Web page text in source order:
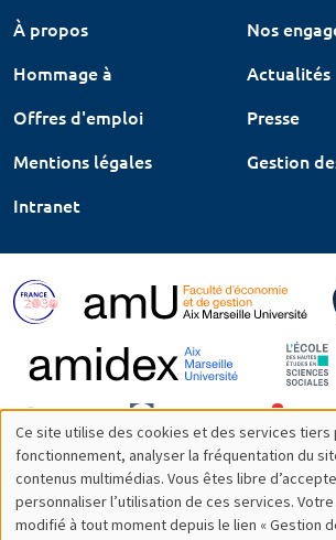
À propos
Nos
Hommage à
Actualités
Offres d'emploi
Presse
Mentions légales
Gestion
Intranet
Utilisation
des
Ce site utilise des cookies et des services tiers
fonctionnement, analyser la fréquentation du
contenus multimédias. Vous êtes libre
personnaliser l’utilisation de ces services.
modifié à tout moment depuis le lien « Gestion